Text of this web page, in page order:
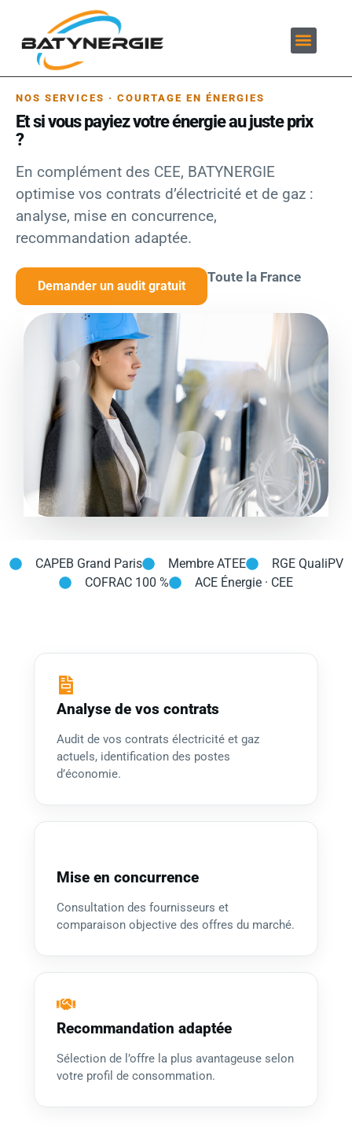
NOS SERVICES · COURTAGE EN ÉNERGIES
Et si vous payiez votre énergie au juste prix
?
En complément des CEE, BATYNERGIE
optimise vos contrats d’électricité et de gaz :
analyse, mise en concurrence,
recommandation adaptée.
Demander un audit gratuit
Toute la France
CAPEB Grand Paris Membre ATEE
RGE QualiPV
COFRAC 100 %
ACE Énergie · CEE
Analyse de vos contrats
Audit de vos contrats électricité et gaz
actuels, identification des postes
d’économie.
Mise en concurrence
Consultation des fournisseurs et
comparaison objective des offres du marché.
Recommandation adaptée
Sélection de l’offre la plus avantageuse selon
votre profil de consommation.